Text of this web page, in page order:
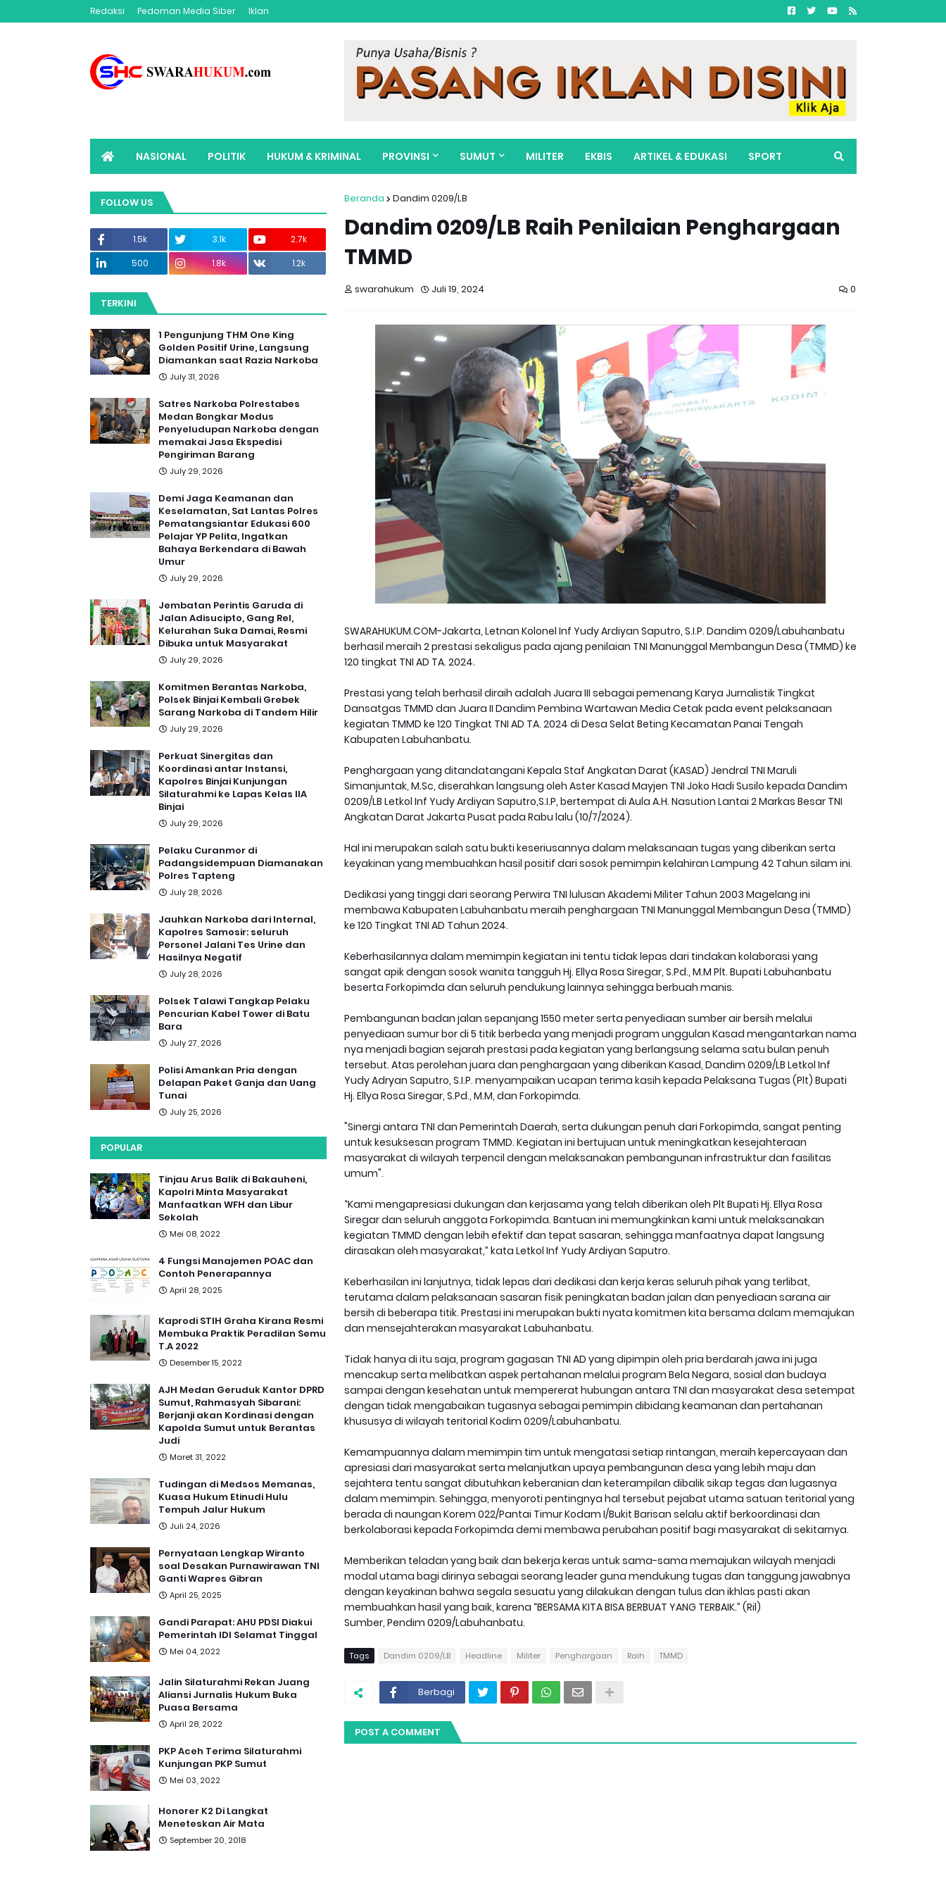
Redaksi Pedoman Media Siber Iklan
NASIONAL POLITIK HUKUM & KRIMINAL PROVINSI SUMUT MILITER EKBIS ARTIKEL & EDUKASI SPORT
ADVERTORIAL Beranda Dandim 0209/LB
Dandim 0209/LB Raih Penilaian Penghargaan
TMMD
swarahukum Juli 19, 2024 0
SWARAHUKUM.COM-Jakarta, Letnan Kolonel Inf Yudy Ardiyan Saputro, S.I.P. Dandim 0209/Labuhanbatu
berhasil meraih 2 prestasi sekaligus pada ajang penilaian TNI Manunggal Membangun Desa (TMMD) ke
120 tingkat TNI AD TA. 2024.
Prestasi yang telah berhasil diraih adalah Juara III sebagai pemenang Karya Jurnalistik Tingkat
Dansatgas TMMD dan Juara II Dandim Pembina Wartawan Media Cetak pada event pelaksanaan
kegiatan TMMD ke 120 Tingkat TNI AD TA. 2024 di Desa Selat Beting Kecamatan Panai Tengah
Kabupaten Labuhanbatu.
Penghargaan yang ditandatangani Kepala Staf Angkatan Darat (KASAD) Jendral TNI Maruli
Simanjuntak, M.Sc, diserahkan langsung oleh Aster Kasad Mayjen TNI Joko Hadi Susilo kepada Dandim
0209/LB Letkol Inf Yudy Ardiyan Saputro,S.I.P, bertempat di Aula A.H. Nasution Lantai 2 Markas Besar TNI
Angkatan Darat Jakarta Pusat pada Rabu lalu (10/7/2024).
Hal ini merupakan salah satu bukti keseriusannya dalam melaksanaan tugas yang diberikan serta
keyakinan yang membuahkan hasil positif dari sosok pemimpin kelahiran Lampung 42 Tahun silam ini.
Dedikasi yang tinggi dari seorang Perwira TNI lulusan Akademi Militer Tahun 2003 Magelang ini
membawa Kabupaten Labuhanbatu meraih penghargaan TNI Manunggal Membangun Desa (TMMD)
ke 120 Tingkat TNI AD Tahun 2024.
Keberhasilannya dalam memimpin kegiatan ini tentu tidak lepas dari tindakan kolaborasi yang
sangat apik dengan sosok wanita tangguh Hj. Ellya Rosa Siregar, S.Pd., M.M Plt. Bupati Labuhanbatu
beserta Forkopimda dan seluruh pendukung lainnya sehingga berbuah manis.
Pembangunan badan jalan sepanjang 1550 meter serta penyediaan sumber air bersih melalui
penyediaan sumur bor di 5 titik berbeda yang menjadi program unggulan Kasad mengantarkan nama
nya menjadi bagian sejarah prestasi pada kegiatan yang berlangsung selama satu bulan penuh
tersebut. Atas perolehan juara dan penghargaan yang diberikan Kasad, Dandim 0209/LB Letkol Inf
Yudy Adryan Saputro, S.I.P. menyampaikan ucapan terima kasih kepada Pelaksana Tugas (Plt) Bupati
Hj. Ellya Rosa Siregar, S.Pd., M.M, dan Forkopimda.
"Sinergi antara TNI dan Pemerintah Daerah, serta dukungan penuh dari Forkopimda, sangat penting
untuk kesuksesan program TMMD. Kegiatan ini bertujuan untuk meningkatkan kesejahteraan
masyarakat di wilayah terpencil dengan melaksanakan pembangunan infrastruktur dan fasilitas
umum".
“Kami mengapresiasi dukungan dan kerjasama yang telah diberikan oleh Plt Bupati Hj. Ellya Rosa
Siregar dan seluruh anggota Forkopimda. Bantuan ini memungkinkan kami untuk melaksanakan
kegiatan TMMD dengan lebih efektif dan tepat sasaran, sehingga manfaatnya dapat langsung
dirasakan oleh masyarakat,” kata Letkol Inf Yudy Ardiyan Saputro.
Keberhasilan ini lanjutnya, tidak lepas dari dedikasi dan kerja keras seluruh pihak yang terlibat,
terutama dalam pelaksanaan sasaran fisik peningkatan badan jalan dan penyediaan sarana air
bersih di beberapa titik. Prestasi ini merupakan bukti nyata komitmen kita bersama dalam memajukan
dan mensejahterakan masyarakat Labuhanbatu.
Tidak hanya di itu saja, program gagasan TNI AD yang dipimpin oleh pria berdarah jawa ini juga
mencakup serta melibatkan aspek pertahanan melalui program Bela Negara, sosial dan budaya
sampai dengan kesehatan untuk mempererat hubungan antara TNI dan masyarakat desa setempat
dengan tidak mengabaikan tugasnya sebagai pemimpin dibidang keamanan dan pertahanan
khususya di wilayah teritorial Kodim 0209/Labuhanbatu.
Kemampuannya dalam memimpin tim untuk mengatasi setiap rintangan, meraih kepercayaan dan
apresiasi dari masyarakat serta melanjutkan upaya pembangunan desa yang lebih maju dan
sejahtera tentu sangat dibutuhkan keberanian dan keterampilan dibalik sikap tegas dan lugasnya
dalam memimpin. Sehingga, menyoroti pentingnya hal tersebut pejabat utama satuan teritorial yang
berada di naungan Korem 022/Pantai Timur Kodam I/Bukit Barisan selalu aktif berkoordinasi dan
berkolaborasi kepada Forkopimda demi membawa perubahan positif bagi masyarakat di sekitarnya.
Memberikan teladan yang baik dan bekerja keras untuk sama-sama memajukan wilayah menjadi
modal utama bagi dirinya sebagai seorang leader guna mendukung tugas dan tanggung jawabnya
dengan keyakinan bahwa segala sesuatu yang dilakukan dengan tulus dan ikhlas pasti akan
membuahkan hasil yang baik, karena “BERSAMA KITA BISA BERBUAT YANG TERBAIK.” (Ril)
Sumber, Pendim 0209/Labuhanbatu.
Tags Dandim 0209/LB Headline Militer Penghargaan Raih TMMD
Berbagi
POST A COMMENT
FOLLOW US
1.5k 3.1k
2.7k
500
1.8k 1.2k
TERKINI
1 Pengunjung THM One King
Golden Positif Urine, Langsung
Diamankan saat Razia Narkoba
July 31, 2026
Satres Narkoba Polrestabes
Medan Bongkar Modus
Penyeludupan Narkoba dengan
memakai Jasa Ekspedisi
Pengiriman Barang
July 29, 2026
Demi Jaga Keamanan dan
Keselamatan, Sat Lantas Polres
Pematangsiantar Edukasi 600
Pelajar YP Pelita, Ingatkan
Bahaya Berkendara di Bawah
Umur
July 29, 2026
Jembatan Perintis Garuda di
Jalan Adisucipto, Gang Rel,
Kelurahan Suka Damai, Resmi
Dibuka untuk Masyarakat
July 29, 2026
Komitmen Berantas Narkoba,
Polsek Binjai Kembali Grebek
Sarang Narkoba di Tandem Hilir
July 29, 2026
Perkuat Sinergitas dan
Koordinasi antar Instansi,
Kapolres Binjai Kunjungan
Silaturahmi ke Lapas Kelas IIA
Binjai
July 29, 2026
Pelaku Curanmor di
Padangsidempuan Diamanakan
Polres Tapteng
July 28, 2026
Jauhkan Narkoba dari Internal,
Kapolres Samosir: seluruh
Personel Jalani Tes Urine dan
Hasilnya Negatif
July 28, 2026
Polsek Talawi Tangkap Pelaku
Pencurian Kabel Tower di Batu
Bara
July 27, 2026
Polisi Amankan Pria dengan
Delapan Paket Ganja dan Uang
Tunai
July 25, 2026
POPULAR
Tinjau Arus Balik di Bakauheni,
Kapolri Minta Masyarakat
Manfaatkan WFH dan Libur
Sekolah
Mei 08, 2022
4 Fungsi Manajemen POAC dan
Contoh Penerapannya
April 28, 2025
Kaprodi STIH Graha Kirana Resmi
Membuka Praktik Peradilan Semu
T.A 2022
Desember 15, 2022
AJH Medan Geruduk Kantor DPRD
Sumut, Rahmasyah Sibarani:
Berjanji akan Kordinasi dengan
Kapolda Sumut untuk Berantas
Judi
Maret 31, 2022
Tudingan di Medsos Memanas,
Kuasa Hukum Etinudi Hulu
Tempuh Jalur Hukum
Juli 24, 2026
Pernyataan Lengkap Wiranto
soal Desakan Purnawirawan TNI
Ganti Wapres Gibran
April 25, 2025
Gandi Parapat: AHU PDSI Diakui
Pemerintah IDI Selamat Tinggal
Mei 04, 2022
Jalin Silaturahmi Rekan Juang
Aliansi Jurnalis Hukum Buka
Puasa Bersama
April 28, 2022
PKP Aceh Terima Silaturahmi
Kunjungan PKP Sumut
Mei 03, 2022
Honorer K2 Di Langkat
Meneteskan Air Mata
September 20, 2018